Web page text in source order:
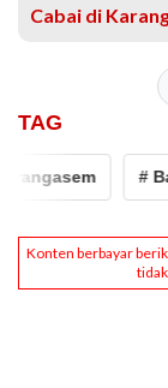
Cabai di
TAG
#